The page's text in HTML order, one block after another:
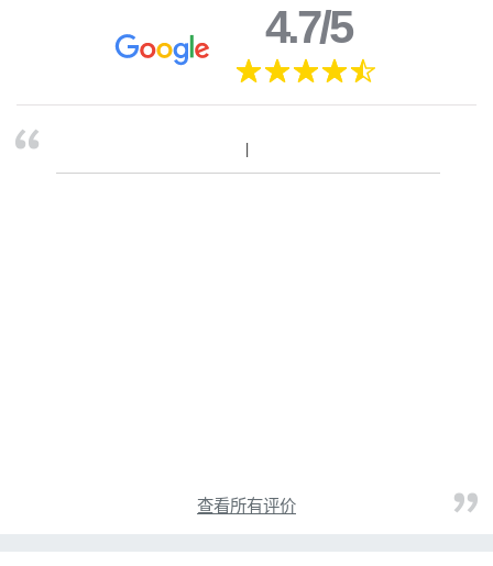
4.7/5
查看所有评价